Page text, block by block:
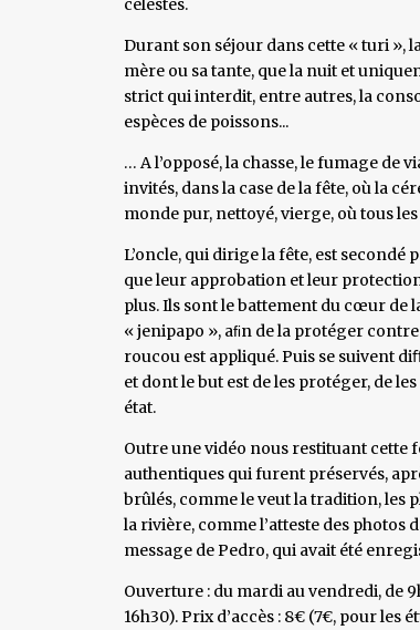
célestes.
Durant son séjour dans cette « turi »,
mère ou sa tante, que la nuit et
strict qui interdit, entre autres, la
espèces de poissons...
… A l’opposé, la chasse, le fumage de
invités, dans la case de la fête, où la
monde pur, nettoyé, vierge, où tous
L’oncle, qui dirige la fête, est
que leur approbation et leur
plus. Ils sont le battement du cœur de
« jenipapo », aﬁn de la protéger
roucou est appliqué. Puis se suivent
et dont le but est de les protéger, de
état.
Outre une vidéo nous restituant cette
authentiques qui furent préservés,
brûlés, comme le veut la tradition, les
la rivière, comme l’atteste des photos
message de Pedro, qui avait été
Ouverture : du mardi au vendredi, de
16h30). Prix d’accès : 8€ (7€, pour